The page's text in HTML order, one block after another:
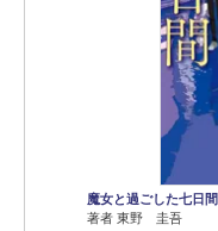
魔女と過ごした七日間
著者 東野 圭吾